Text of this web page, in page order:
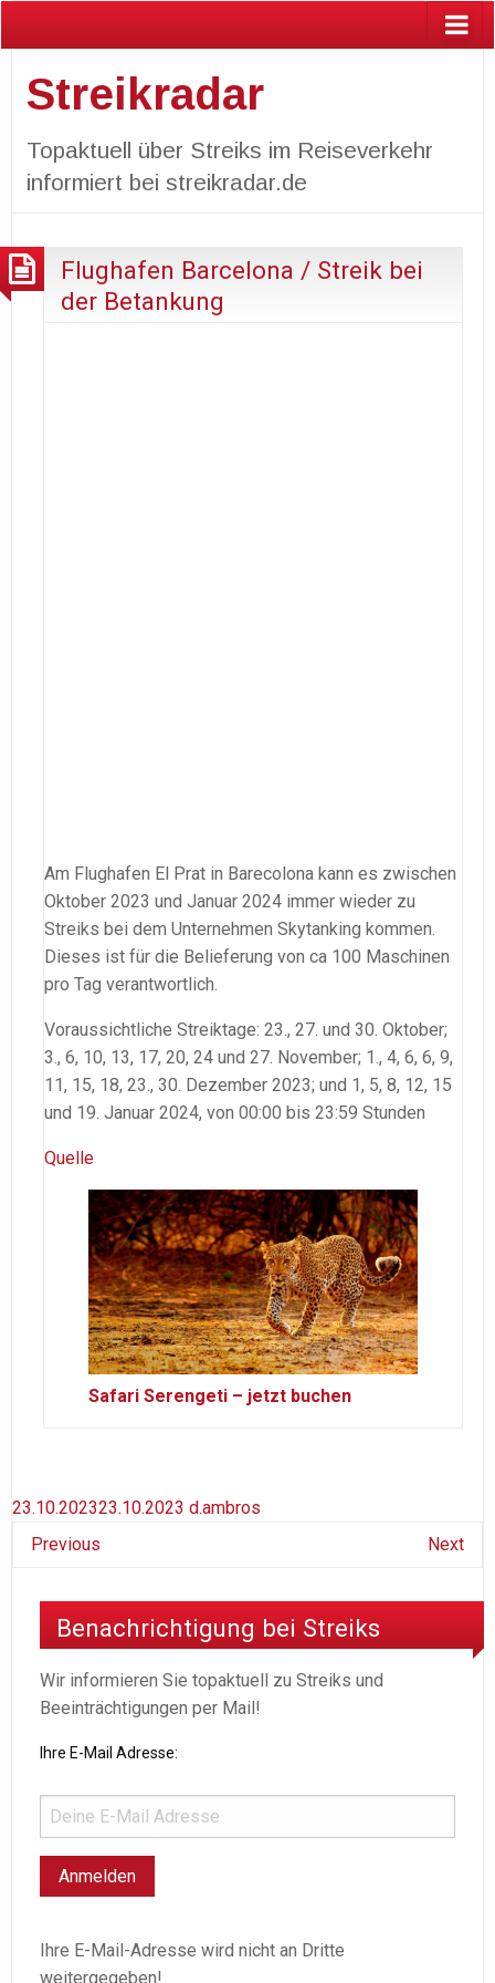
Streikradar
Topaktuell über Streiks im Reiseverkehr
informiert bei streikradar.de
Flughafen Barcelona / Streik bei
der Betankung
Am Flughafen El Prat in Barecolona kann es zwischen
Oktober 2023 und Januar 2024 immer wieder zu
Streiks bei dem Unternehmen Skytanking kommen.
Dieses ist für die Belieferung von ca 100 Maschinen
pro Tag verantwortlich.
Voraussichtliche Streiktage: 23., 27. und 30. Oktober;
3., 6, 10, 13, 17, 20, 24 und 27. November; 1., 4, 6, 6, 9,
11, 15, 18, 23., 30. Dezember 2023; und 1, 5, 8, 12, 15
und 19. Januar 2024, von 00:00 bis 23:59 Stunden
Quelle
Safari Serengeti – jetzt buchen
23.10.202323.10.2023 d.ambros
Previous
Next
Benachrichtigung bei Streiks
Wir informieren Sie topaktuell zu Streiks und
Beeinträchtigungen per Mail!
Ihre E-Mail Adresse:
Ihre E-Mail-Adresse wird nicht an Dritte
weitergegeben!